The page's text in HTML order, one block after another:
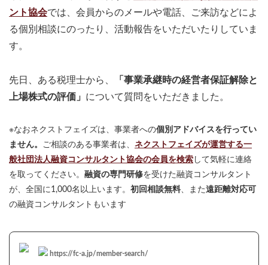
ント協会では、会員からのメールや電話、ご来訪などによ
る個別相談にのったり、活動報告をいただいたりしていま
す。
先日、ある税理士から、
「事業承継時の経営者保証解除と
上場株式の評価」 について質問をいただきました。
※なおネクストフェイズは、事業者への個別アドバイスを行ってい
ません。
ご相談のある事業者は、 ネクストフェイズが運営する一
般社団法人融資コンサルタント協会の会員を検索 して気軽に連絡
を取ってください。 融資の専門研修を受けた融資コンサルタント
が、全国に1,000名以上います。 初回相談無料 、また遠距離対応可
の融資コンサルタントもいます
https://fc-a.jp/member-search/